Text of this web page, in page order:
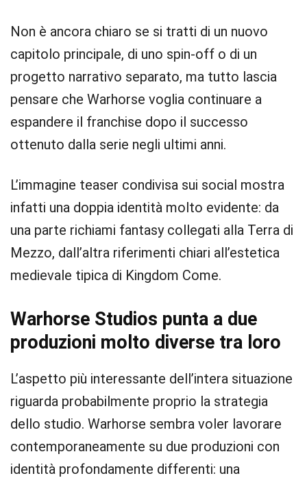
Non è ancora chiaro se si tratti di un nuovo
capitolo principale, di uno spin-off o di un
progetto narrativo separato, ma tutto lascia
pensare che Warhorse voglia continuare a
espandere il franchise dopo il successo
ottenuto dalla serie negli ultimi anni.
L’immagine teaser condivisa sui social mostra
infatti una doppia identità molto evidente: da
una parte richiami fantasy collegati alla Terra di
Mezzo, dall’altra riferimenti chiari all’estetica
medievale tipica di Kingdom Come.
Warhorse Studios punta a due
produzioni molto diverse tra loro
L’aspetto più interessante dell’intera situazione
riguarda probabilmente proprio la strategia
dello studio. Warhorse sembra voler lavorare
contemporaneamente su due produzioni con
identità profondamente differenti: una